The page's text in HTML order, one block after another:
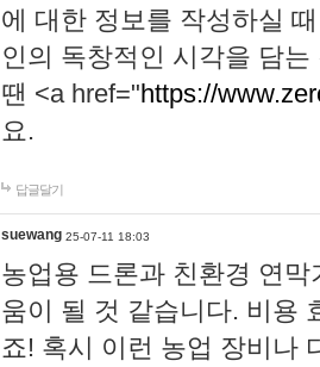
에 대한 정보를 작성하실
인의 독창적인 시각을 담
땐 <a href="https://
요.
답글달기
suewang 25-07-11 18:03
농업용 드론과 친환경 연
움이 될 것 같습니다. 비용
죠! 혹시 이런 농업 장비나